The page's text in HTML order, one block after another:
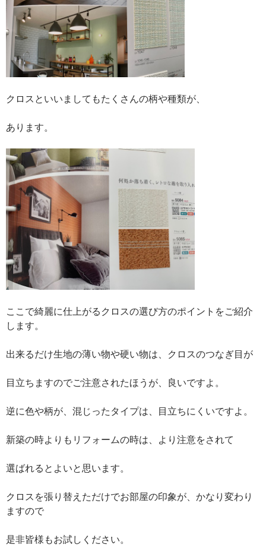
クロスといいましてもたくさんの柄や種類が、
あります。
ここで綺麗に仕上がるクロスの選び方のポイントをご紹介
します。
出来るだけ生地の薄い物や硬い物は、クロスのつなぎ目が
目立ちますのでご注意されたほうが、良いですよ。
逆に色や柄が、混じったタイプは、目立ちにくいですよ。
新築の時よりもリフォームの時は、より注意をされて
選ばれるとよいと思います。
クロスを張り替えただけでお部屋の印象が、かなり変わり
ますので
是非皆様もお試しください。